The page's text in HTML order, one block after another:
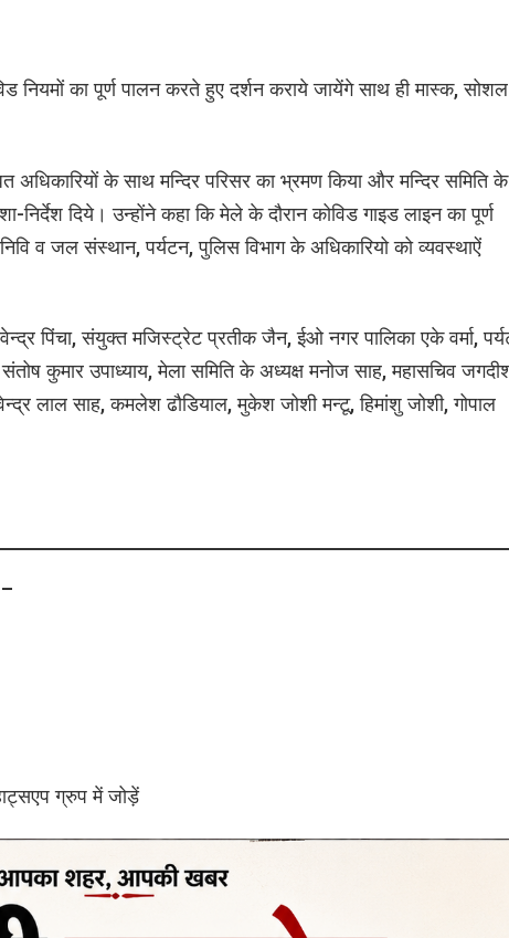
नियमों का पूर्ण पालन करते हुए दर्शन कराये जायेंगे साथ ही मास्क, सोशल
अधिकारियों के साथ मन्दिर परिसर का भ्रमण किया और मन्दिर समिति के
निर्देश दिये। उन्होंने कहा कि मेले के दौरान कोविड गाइड लाइन का पूर्ण
व जल संस्थान, पर्यटन, पुलिस विभाग के अधिकारियो को व्यवस्थाऐं
पिंचा, संयुक्त मजिस्ट्रेट प्रतीक जैन, ईओ नगर पालिका एके वर्मा,
कुमार उपाध्याय, मेला समिति के अध्यक्ष मनोज साह, महासचिव
लाल साह, कमलेश ढौडियाल, मुकेश जोशी मन्टू, हिमांशु जोशी, गोपाल
ग्रुप में जोड़ें